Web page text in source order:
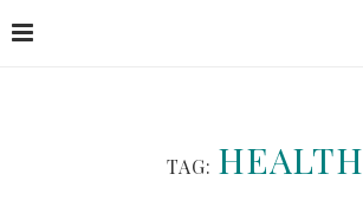
TAG: HEALTH